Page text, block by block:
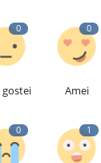
0
gostei
0
Amei
0 1